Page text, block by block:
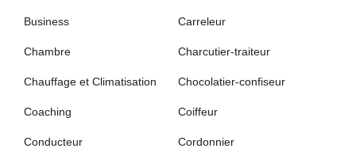
Business Carreleur
Chambre Charcutier-traiteur
Chauffage et Climatisation Chocolatier-confiseur
Coaching Coiffeur
Conducteur Cordonnier